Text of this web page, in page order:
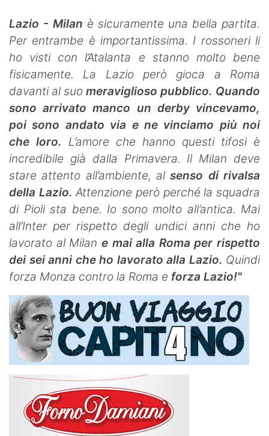
Lazio - Milan è sicuramente una bella partita.
Per entrambe è importantissima. I rossoneri li
ho visti con l’Atalanta e stanno molto bene
fisicamente. La Lazio però gioca a Roma
davanti al suo meraviglioso pubblico. Quando
sono arrivato manco un derby vincevamo,
poi sono andato via e ne vinciamo più noi
che loro. L’amore che hanno questi tifosi è
incredibile già dalla Primavera. Il Milan deve
stare attento all’ambiente, alsenso di rivalsa
della Lazio. Attenzione però perché la squadra
di Pioli sta bene. Io sono molto all’antica. Mai
all’Inter per rispetto degli undici anni che ho
lavorato al Milan e mai alla Roma per rispetto
dei sei anni che ho lavorato alla Lazio. Quindi
forza Monza contro la Roma e forza Lazio!"